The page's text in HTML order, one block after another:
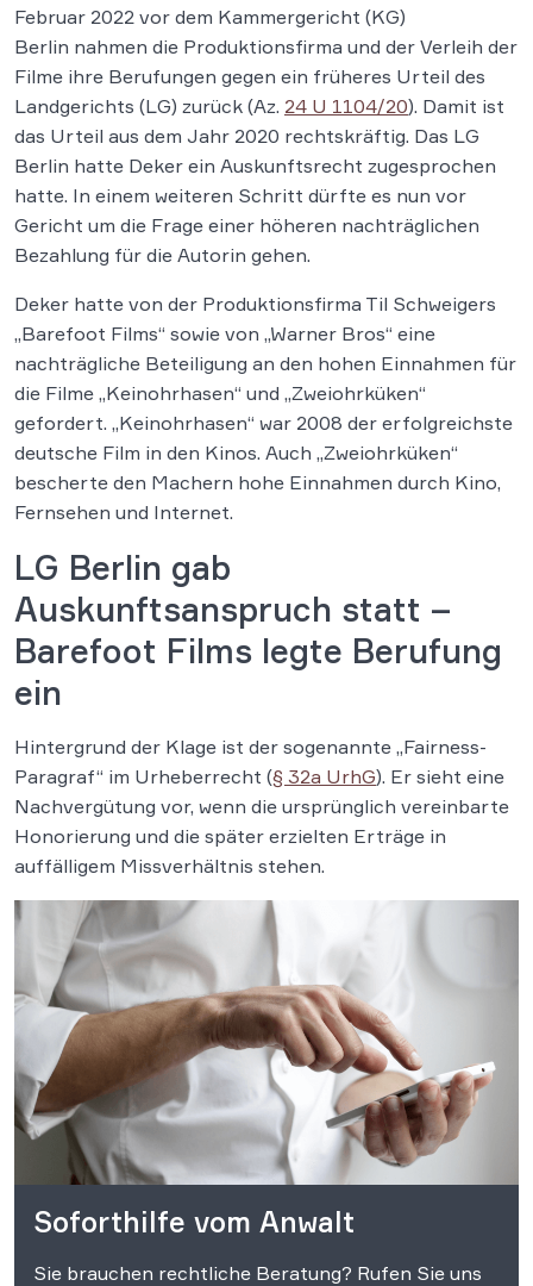
Februar 2022 vor dem Kammergericht (KG)
Berlin nahmen die Produktionsfirma und der Verleih der
Filme ihre Berufungen gegen ein früheres Urteil des
Landgerichts (LG) zurück (Az. 24 U 1104/20). Damit ist
das Urteil aus dem Jahr 2020 rechtskräftig. Das LG
Berlin hatte Deker ein Auskunftsrecht zugesprochen
hatte. In einem weiteren Schritt dürfte es nun vor
Gericht um die Frage einer höheren nachträglichen
Bezahlung für die Autorin gehen.
Deker hatte von der Produktionsfirma Til Schweigers
„Barefoot Films“ sowie von „Warner Bros“ eine
nachträgliche Beteiligung an den hohen Einnahmen für
die Filme „Keinohrhasen“ und „Zweiohrküken“
gefordert. „Keinohrhasen“ war 2008 der erfolgreichste
deutsche Film in den Kinos. Auch „Zweiohrküken“
bescherte den Machern hohe Einnahmen durch Kino,
Fernsehen und Internet.
LG Berlin gab
Auskunftsanspruch statt –
Barefoot Films legte Berufung
ein
Hintergrund der Klage ist der sogenannte „Fairness-
Paragraf“ im Urheberrecht (§ 32a UrhG). Er sieht eine
Nachvergütung vor, wenn die ursprünglich vereinbarte
Honorierung und die später erzielten Erträge in
auffälligem Missverhältnis stehen.
Soforthilfe vom Anwalt
Sie brauchen rechtliche Beratung? Rufen Sie uns